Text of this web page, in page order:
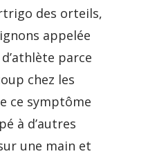
des orteils,
appelée
parce
chez les
ce symptôme
à d’autres
une main et